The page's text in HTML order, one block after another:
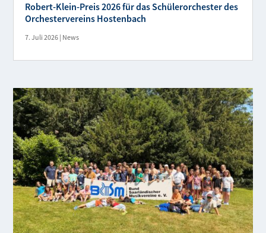
Robert-Klein-Preis 2026 für das Schülerorchester des
Orchestervereins Hostenbach
7. Juli 2026 | News